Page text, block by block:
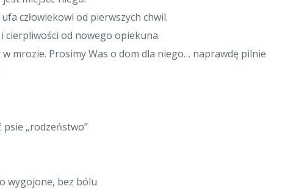
człowiekowi od pierwszych chwil.
cierpliwości od nowego opiekuna.
mrozie. Prosimy Was o dom dla niego… naprawdę pilnie
psie „rodzeństwo”
wygojone, bez bólu